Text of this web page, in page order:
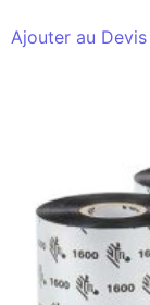
Ajouter au Devis